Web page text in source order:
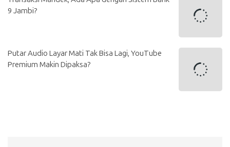
9 Jambi?
Putar Audio Layar Mati Tak Bisa Lagi, YouTube
Premium Makin Dipaksa?